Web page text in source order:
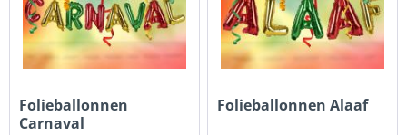
Folieballonnen
Carnaval
Folieballonnen Alaaf